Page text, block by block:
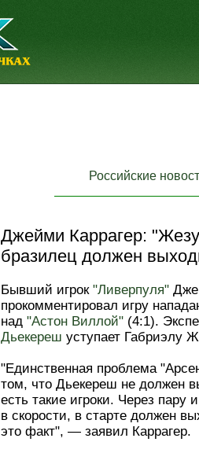
Российские
Джейми Каррагер:
бразилец должен
Бывший игрок "Ливерпуля"
прокомментировал игру
над "Астон Виллой" (4:1).
Дьекереш уступает Габриэлу
"Единственная проблема
том, что Дьекереш не должен
есть такие игроки. Через пару
в скорости, в старте должен
это факт", — заявил Каррагер.